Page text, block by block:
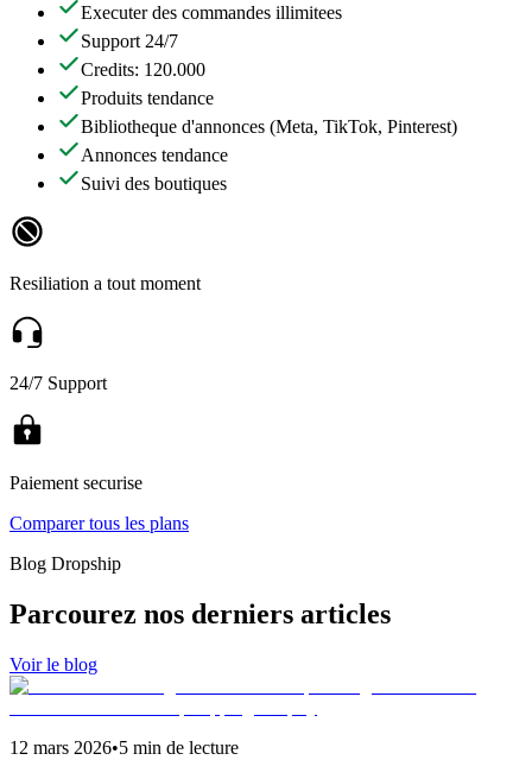
Executer des commandes illimitees
Support 24/7
Credits: 120.000
Produits tendance
Bibliotheque d'annonces (Meta, TikTok, Pinterest)
Annonces tendance
Suivi des boutiques
Resiliation a tout moment
24/7 Support
Paiement securise
Comparer tous les plans
Blog Dropship
Parcourez nos derniers articles
Voir le blog
12 mars 2026•5 min de lecture